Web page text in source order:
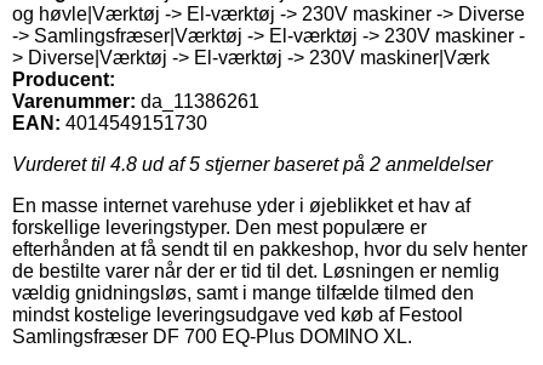
og høvle|Værktøj -> El-værktøj -> 230V maskiner -> Diverse
-> Samlingsfræser|Værktøj -> El-værktøj -> 230V maskiner -
> Diverse|Værktøj -> El-værktøj -> 230V maskiner|Værk
Producent:
Varenummer: da_11386261
EAN: 4014549151730
Vurderet til 4.8 ud af 5 stjerner baseret på 2 anmeldelser
En masse internet varehuse yder i øjeblikket et hav af
forskellige leveringstyper. Den mest populære er
efterhånden at få sendt til en pakkeshop, hvor du selv henter
de bestilte varer når der er tid til det. Løsningen er nemlig
vældig gnidningsløs, samt i mange tilfælde tilmed den
mindst kostelige leveringsudgave ved køb af Festool
Samlingsfræser DF 700 EQ-Plus DOMINO XL.